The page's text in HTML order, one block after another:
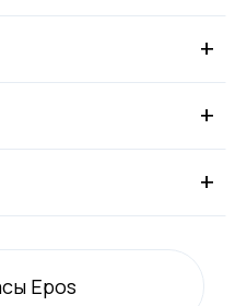
+
+
+
Epos